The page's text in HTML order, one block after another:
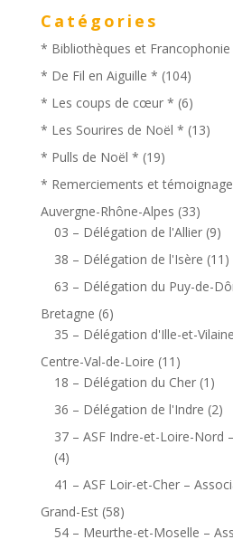
Catégories
* Bibliothèques et
* De Fil en Aiguille * (104)
* Les coups de cœur * (6)
* Les Sourires de Noël * (13)
* Pulls de Noël * (19)
* Remerciements et
Auvergne-Rhône-Alpes (33)
03 – Délégation de l'Allier(9)
38 – Délégation de l'Isère (11)
63 – Délégation du Puy-de-
Bretagne (6)
35 – Délégation d'Ille-et-Vilaine
Centre-Val-de-Loire (11)
18 – Délégation du Cher(1)
36 – Délégation de l'Indre (2)
37 – ASF Indre-et-Loire-Nord
(4)
41 – ASF Loir-et-Cher –
Grand-Est(58)
54 – Meurthe-et-Moselle –